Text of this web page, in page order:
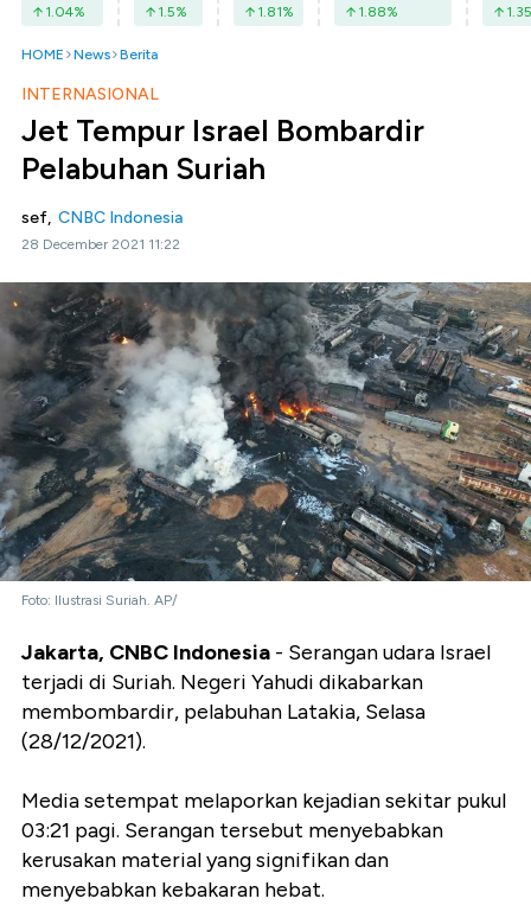
1.04% 1.5% 1.81% 1.88% 1.35
HOME News Berita
INTERNASIONAL
Jet Tempur Israel Bombardir
Pelabuhan Suriah
sef, CNBC Indonesia
28 December 2021 11:22
Foto: Ilustrasi Suriah. AP/
Jakarta, CNBC Indonesia - Serangan udara Israel
terjadi di Suriah. Negeri Yahudi dikabarkan
membombardir, pelabuhan Latakia, Selasa
(28/12/2021).
Media setempat melaporkan kejadian sekitar pukul
03:21 pagi. Serangan tersebut menyebabkan
kerusakan material yang signifikan dan
menyebabkan kebakaran hebat.